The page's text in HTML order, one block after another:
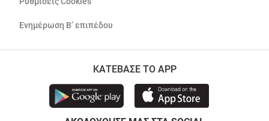
Ενημέρωση Β’ επιπέδου
ΚΑΤΕΒΑΣΕ ΤΟ APP